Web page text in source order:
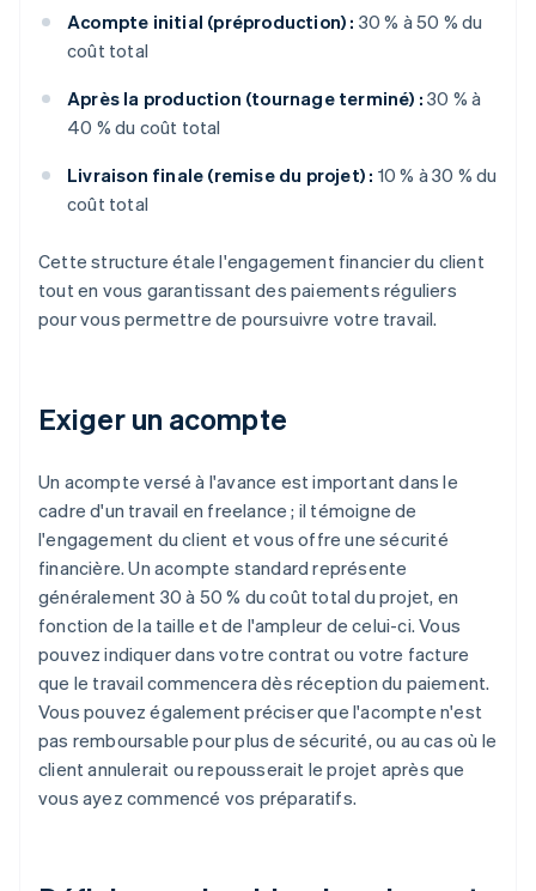
Acompte initial (préproduction) : 30 % à 50 % du
coût total
Après la production (tournage terminé) : 30 % à
40 % du coût total
Livraison finale (remise du projet) : 10 % à 30 % du
coût total
Cette structure étale l'engagement financier du client
tout en vous garantissant des paiements réguliers
pour vous permettre de poursuivre votre travail.
Exiger un acompte
Un acompte versé à l'avance est important dans le
cadre d'un travail en freelance ; il témoigne de
l'engagement du client et vous offre une sécurité
financière. Un acompte standard représente
généralement 30 à 50 % du coût total du projet, en
fonction de la taille et de l'ampleur de celui-ci. Vous
pouvez indiquer dans votre contrat ou votre facture
que le travail commencera dès réception du paiement.
Vous pouvez également préciser que l'acompte n'est
pas remboursable pour plus de sécurité, ou au cas où le
client annulerait ou repousserait le projet après que
vous ayez commencé vos préparatifs.